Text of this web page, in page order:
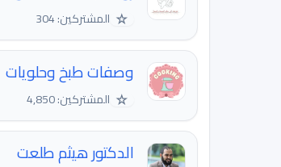
☆ المشتركين: 304
وصفات طبخ وحلويات
☆ المشتركين: 4,850
الدكتور هيثم طلعت